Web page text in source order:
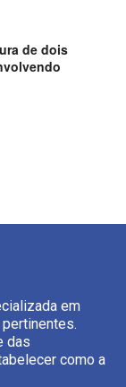
de dois
em
das
como a